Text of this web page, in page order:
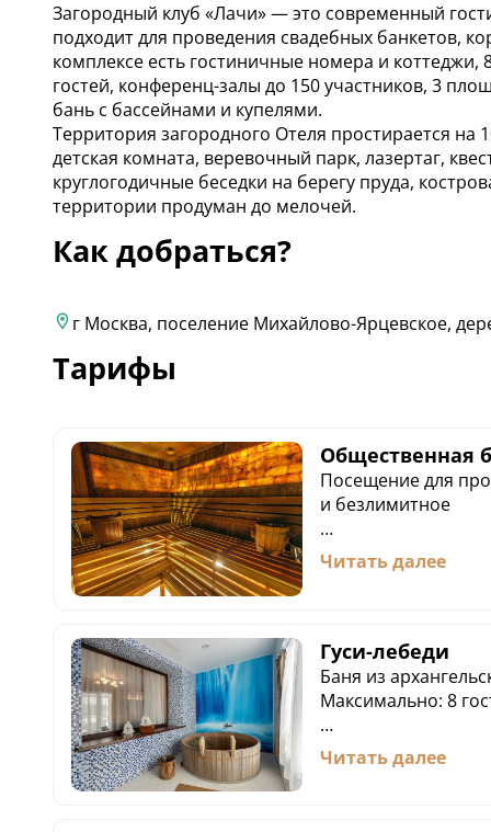
Загородный клуб «Лачи» — это современный
подходит для проведения свадебных банкетов,
комплексе есть гостиничные номера и
гостей, конференц-залы до 150 участников, 3
бань с бассейнами и купелями.
Территория загородного Отеля простирается на
детская комната, веревочный парк, лазертаг,
круглогодичные беседки на берегу пруда,
территории продуман до мелочей.
Как добраться?
г Москва, поселение Михайлово-Ярцевское,
Тарифы
Общественная
Посещение для
и безлимитное
Для гостей без
понедельника по
Бассейн 12x3,
температура воды
Зона отдыха с
Внутренний двор с
Массажные
Читать далее
Гуси-лебеди
Баня из
Максимально: 8
- Баня с бассейном
температура воды
Читать далее